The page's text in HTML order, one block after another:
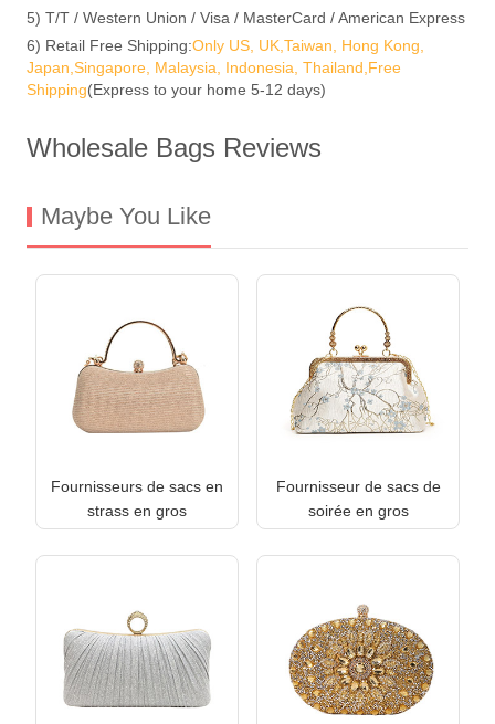
5) T/T / Western Union / Visa / MasterCard / American Express
6) Retail Free Shipping:Only US, UK,Taiwan, Hong Kong,
Japan,Singapore, Malaysia, Indonesia, Thailand,Free
Shipping(Express to your home 5-12 days)
Wholesale Bags Reviews
Maybe You Like
Fournisseurs de sacs en
strass en gros
Fournisseur de sacs de
soirée en gros